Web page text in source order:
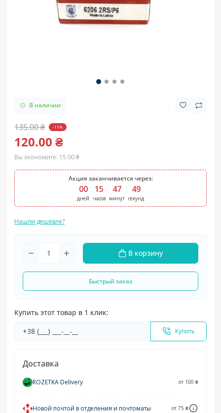
В наличии
135.00 ₴ -11%
120.00 ₴
Вы экономите: 15.00 ₴
Акция заканчивается через:
00
дней
15
часов
47
минут
49
секунд
Нашли дешевле?
В корзину
Быстрый заказ
Купить этот товар в 1 клик:
Купить
Доставка
ROZETKA Delivery от 100 ₴
Новой почтой в отделения и почтоматы от 75 ₴